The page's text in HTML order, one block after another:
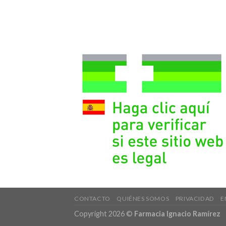
CONTACTO QUIÉNES SOMOS PRIVACIDAD
Copyright 2026 © Farmacia Ignacio Ramírez